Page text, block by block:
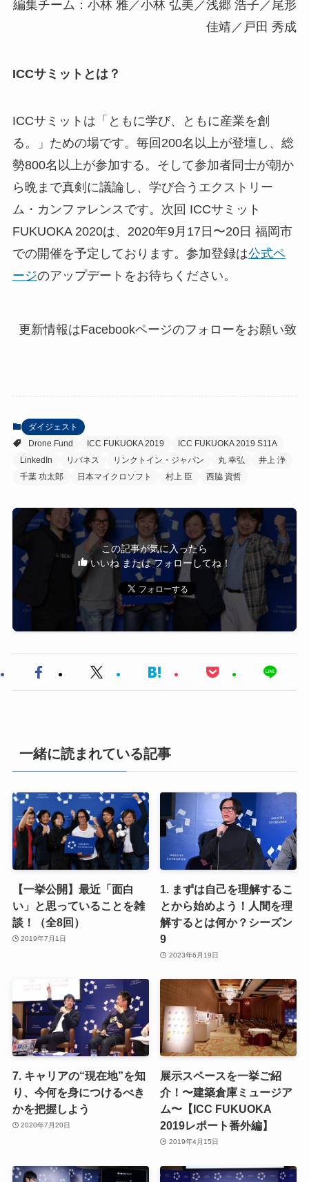
編集チーム：小林 雅／小林 弘美／浅郷 浩子／尾形
佳靖／戸田 秀成
ICCサミットとは？
ICCサミットは「ともに学び、ともに産業を創
る。」ための場です。毎回200名以上が登壇し、総
勢800名以上が参加する。そして参加者同士が朝か
ら晩まで真剣に議論し、学び合うエクストリー
ム・カンファレンスです。次回 ICCサミット
FUKUOKA 2020は、2020年9月17日〜20日 福岡市
での開催を予定しております。参加登録は公式ペ
ージのアップデートをお待ちください。
更新情報はFacebookページのフォローをお願い致
ダイジェスト
Drone Fund
ICC FUKUOKA 2019
ICC FUKUOKA 2019 S11A
LinkedIn
リバネス リンクトイン・ジャパン 丸 幸弘
井上 浄
千葉 功太郎
日本マイクロソフト 村上 臣 西脇 資哲
この記事が気に入ったら
いいね または フォローしてね！
一緒に読まれている記事
【一挙公開】最近「面白
い」と思っていることを雑
談！（全8回）
2019年7月1日
1. まずは自己を理解するこ
とから始めよう！人間を理
解するとは何か？シーズン
9
2023年6月19日
7. キャリアの“現在地”を知
り、今何を身につけるべき
かを把握しよう
2020年7月20日
展示スペースを一挙ご紹
介！〜建築倉庫ミュージア
ム〜【ICC FUKUOKA
2019レポート番外編】
2019年4月15日